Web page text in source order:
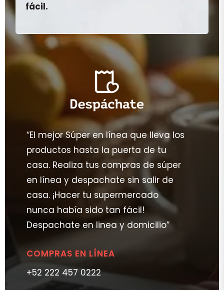
fácil.
“El mejor Súper en línea que lleva los
productos hasta la puerta de tu
casa. Realiza tus compras de súper
en línea y despachate sin salir de
casa. ¡Hacer tu supermercado
nunca había sido tan fácil!
Despachate en linea y domicilio”
COMPRAS EN LÍNEA
+52 222 457 0222